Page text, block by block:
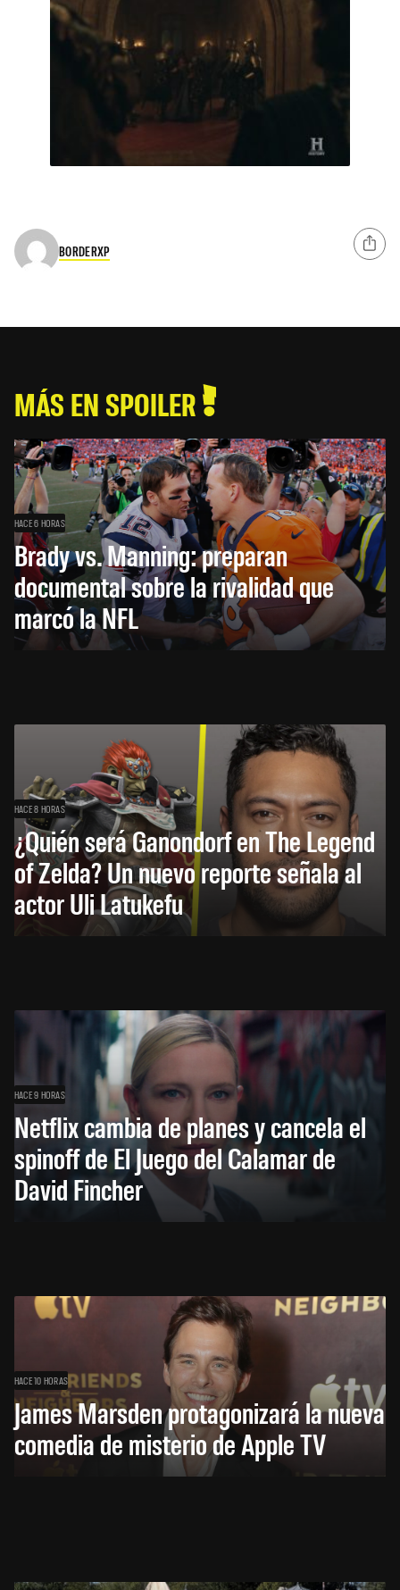
BORDERXP
MÁS EN SPOILER
HACE 6 HORAS
Brady vs. Manning: preparan
documental sobre la rivalidad que
marcó la NFL
HACE 8 HORAS
¿Quién será Ganondorf en The Legend
of Zelda? Un nuevo reporte señala al
actor Uli Latukefu
HACE 9 HORAS
Netflix cambia de planes y cancela el
spinoff de El Juego del Calamar de
David Fincher
HACE 10 HORAS
James Marsden protagonizará la nueva
comedia de misterio de Apple TV